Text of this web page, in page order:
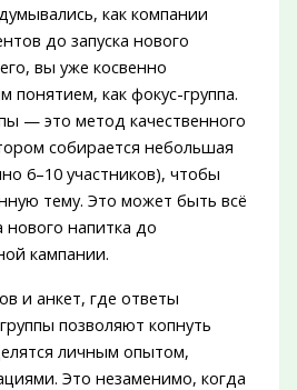
как компании
до запуска нового
вы уже косвенно
понятием, как фокус-группа.
— это метод качественного
собирается небольшая
6–10 участников), чтобы
тему. Это может быть всё
нового напитка до
кампании.
и анкет, где ответы
позволяют копнуть
личным опытом,
Это незаменимо, когда